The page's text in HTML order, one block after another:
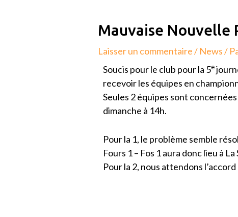
Mauvaise Nouvelle
Laisser un commentaire/ News/
Soucis pour le club pour la 5e
recevoir les équipes en
Seules 2 équipes sont
dimanche à 14h.
Pour la 1, le problème semble
Fours 1 – Fos 1 aura donc lieu à
Pour la 2, nous attendons